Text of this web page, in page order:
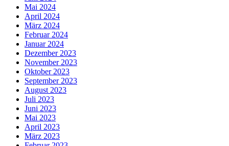
Mai 2024
April 2024
März 2024
Februar 2024
Januar 2024
Dezember 2023
November 2023
Oktober 2023
September 2023
August 2023
Juli 2023
Juni 2023
Mai 2023
April 2023
März 2023